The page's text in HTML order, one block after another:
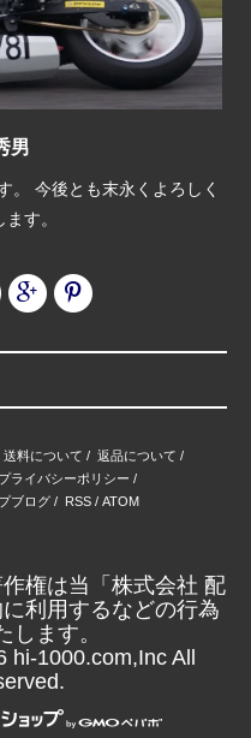
男
。 今後とも末永くよろしく
す。
送料について / 返品について /
プライバシーポリシー /
ブログ / RSS / ATOM
権は当「株式会社 配
利用するなどの行為
します。
hi-1000.com,Inc All